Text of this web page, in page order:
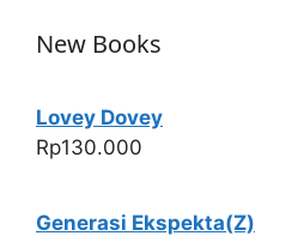
k
New Books
Lovey Dovey
Rp130.000
Generasi Ekspekta(Z)